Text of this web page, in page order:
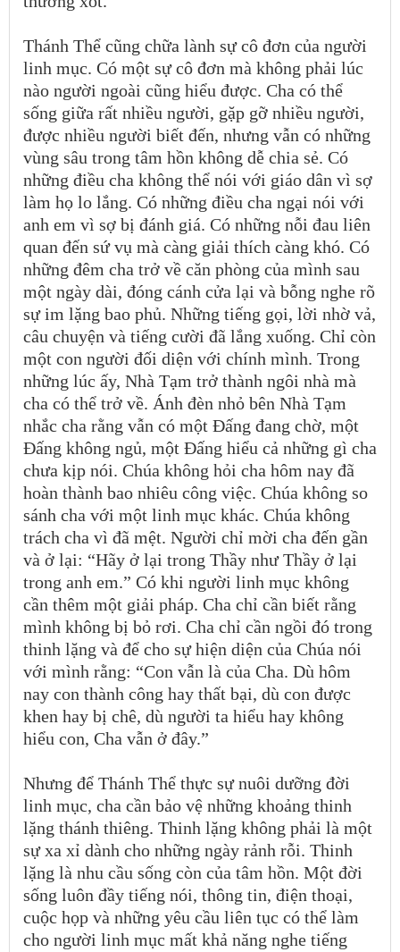
Thánh Thể cũng chữa lành sự cô đơn của người
linh mục. Có một sự cô đơn mà không phải lúc
nào người ngoài cũng hiểu được. Cha có thể
sống giữa rất nhiều người, gặp gỡ nhiều người,
được nhiều người biết đến, nhưng vẫn có những
vùng sâu trong tâm hồn không dễ chia sẻ. Có
những điều cha không thể nói với giáo dân vì sợ
làm họ lo lắng. Có những điều cha ngại nói với
anh em vì sợ bị đánh giá. Có những nỗi đau liên
quan đến sứ vụ mà càng giải thích càng khó. Có
những đêm cha trở về căn phòng của mình sau
một ngày dài, đóng cánh cửa lại và bỗng nghe rõ
sự im lặng bao phủ. Những tiếng gọi, lời nhờ vả,
câu chuyện và tiếng cười đã lắng xuống. Chỉ còn
một con người đối diện với chính mình. Trong
những lúc ấy, Nhà Tạm trở thành ngôi nhà mà
cha có thể trở về. Ánh đèn nhỏ bên Nhà Tạm
nhắc cha rằng vẫn có một Đấng đang chờ, một
Đấng không ngủ, một Đấng hiểu cả những gì cha
chưa kịp nói. Chúa không hỏi cha hôm nay đã
hoàn thành bao nhiêu công việc. Chúa không so
sánh cha với một linh mục khác. Chúa không
trách cha vì đã mệt. Người chỉ mời cha đến gần
và ở lại: “Hãy ở lại trong Thầy như Thầy ở lại
trong anh em.” Có khi người linh mục không
cần thêm một giải pháp. Cha chỉ cần biết rằng
mình không bị bỏ rơi. Cha chỉ cần ngồi đó trong
thinh lặng và để cho sự hiện diện của Chúa nói
với mình rằng: “Con vẫn là của Cha. Dù hôm
nay con thành công hay thất bại, dù con được
khen hay bị chê, dù người ta hiểu hay không
hiểu con, Cha vẫn ở đây.”
Nhưng để Thánh Thể thực sự nuôi dưỡng đời
linh mục, cha cần bảo vệ những khoảng thinh
lặng thánh thiêng. Thinh lặng không phải là một
sự xa xỉ dành cho những ngày rảnh rỗi. Thinh
lặng là nhu cầu sống còn của tâm hồn. Một đời
sống luôn đầy tiếng nói, thông tin, điện thoại,
cuộc họp và những yêu cầu liên tục có thể làm
cho người linh mục mất khả năng nghe tiếng